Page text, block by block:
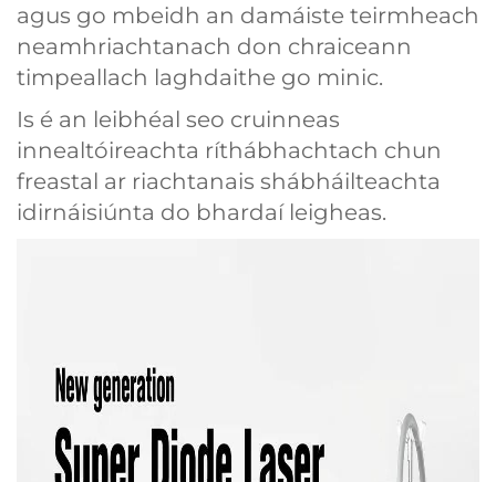
agus go mbeidh an damáiste teirmheach
neamhriachtanach don chraiceann
timpeallach laghdaithe go minic.
Is é an leibhéal seo cruinneas
innealtóireachta ríthábhachtach chun
freastal ar riachtanais shábháilteachta
idirnáisiúnta do bhardaí leigheas.